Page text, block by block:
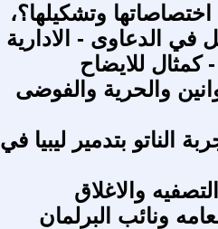
وتشكيلها؟،
الدعاوى - الادارية
كمثال للايضاح
أمريكا القوانين والحرية والفوضى
الناتو بتدمير ليبيا في
والاغلاق
ونائب البرلمان